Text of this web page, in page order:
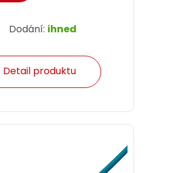
Dodání: ihned
Detail produktu